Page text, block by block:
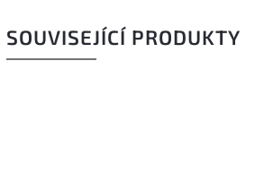
SOUVISEJÍCÍ PRODUKTY